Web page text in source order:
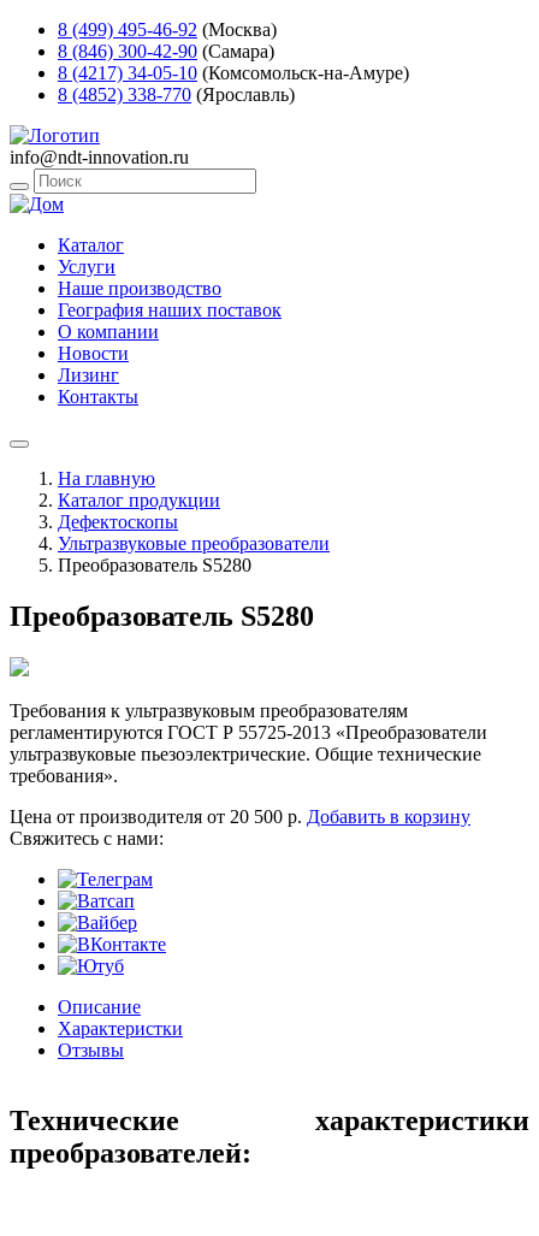
8 (499) 495-46-92 (Москва)
8 (846) 300-42-90 (Самара)
8 (4217) 34-05-10 (Комсомольск-на-Амуре)
8 (4852) 338-770 (Ярославль)
info@ndt-innovation.ru
Каталог
Услуги
Наше производство
География наших поставок
О компании
Новости
Лизинг
Контакты
На главную
Каталог продукции
Дефектоскопы
Ультразвуковые преобразователи
Преобразователь S5280
Преобразователь S5280
Требования к ультразвуковым преобразователям
регламентируются ГОСТ Р 55725-2013 «Преобразователи
ультразвуковые пьезоэлектрические. Общие технические
требования».
Цена от производителя от 20 500 р. Добавить в корзину
Cвяжитесь с нами:
Описание
Характеристки
Отзывы
Технические характеристики
преобразователей: